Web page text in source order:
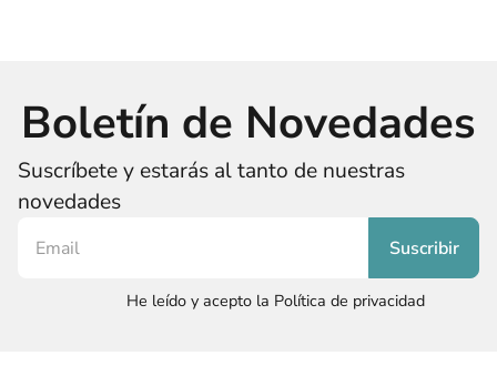
Boletín de Novedades
Suscríbete y estarás al tanto de nuestras
novedades
He leído y acepto la Política de privacidad